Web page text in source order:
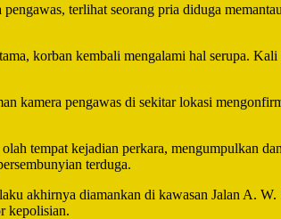
pengawas, terlihat seorang pria diduga
korban kembali mengalami hal serupa.
kamera pengawas di sekitar lokasi
tempat kejadian perkara, mengumpulkan
terduga.
akhirnya diamankan di kawasan Jalan A.
kepolisian.